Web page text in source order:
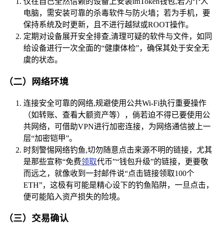
电脑，需安装可靠的杀毒软件与防火墙；若为手机，要
保持系统及时更新，且不进行越狱或ROOT操作。
定期对设备展开安全排查,清理可疑的软件与文件，如同
给设备进行一次全面的“健康体检”，确保其处于安全无
虞的状态。
（二）网络环境
连接安全可靠的网络,规避使用公共Wi-Fi执行重要操作
（如转账、查看大额资产等），倘若迫不得已要使用公
共网络，可借助VPN进行加密连接，为网络通信披上一
层“加密铠甲”。
时刻警惕网络钓鱼,切勿随意点击来源不明的链接，尤其
是那些宣称“免费领取代币”“钱包升级”的链接，更要敬
而远之，就像收到一封邮件说“点击链接领取100个
ETH”，这极有可能是精心设下的钓鱼陷阱，一旦点击，
便可能陷入资产损失的险境。
（三）交易确认